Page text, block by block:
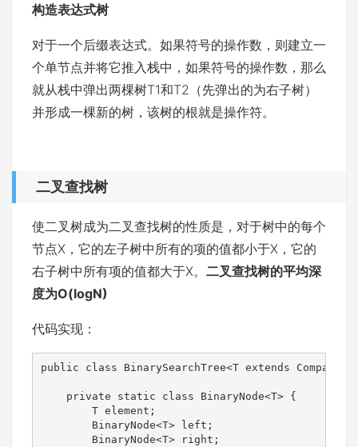
构造表达式树
对于一个后缀表达式。如果符号的操作数，则建立一
个单节点并将它推入栈中，如果符号的操作数，那么
就从栈中弹出两棵树T1和T2（先弹出的为右子树）
并形成一棵新的树，该树的根就是操作符。
二叉查找树
使二叉树成为二叉查找树的性质是，对于树中的每个
节点X，它的左子树中所有的项的值都小于X，它的
右子树中所有项的值都大于X。 二叉查找树的平均深
度为O(logN)
代码实现：
public class BinarySearchTree<T extends
    private static class BinaryNode<T> {
        T element;
        BinaryNode<T> left;
        BinaryNode<T> right;